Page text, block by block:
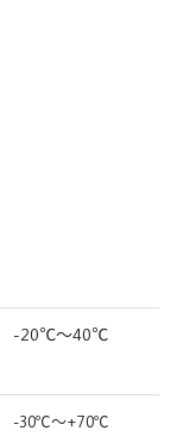
-20℃～40℃
-30℃～+70℃